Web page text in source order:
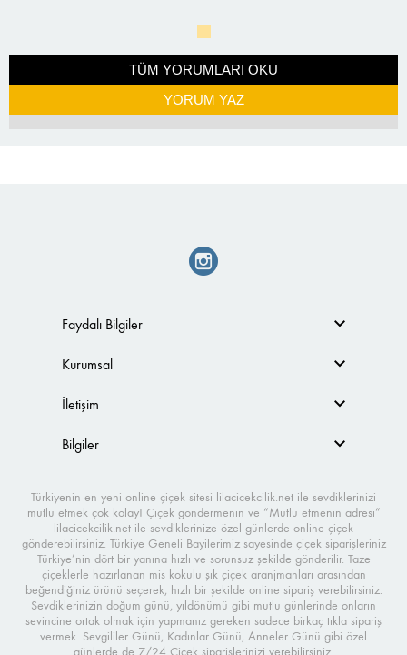
TÜM YORUMLARI OKU
YORUM YAZ
Faydalı Bilgiler
Kurumsal
İletişim
Bilgiler
Türkiyenin en yeni online çiçek sitesi lilacicekcilik.net ile sevdiklerinizi
mutlu etmek çok kolay! Çiçek göndermenin ve “Mutlu etmenin adresi”
lilacicekcilik.net ile sevdiklerinize özel günlerde online çiçek
gönderebilirsiniz. Türkiye Geneli Bayilerimiz sayesinde çiçek siparişleriniz
Türkiye’nin dört bir yanına hızlı ve sorunsuz şekilde gönderilir. Taze
çiçeklerle hazırlanan mis kokulu şık çiçek aranjmanları arasından
beğendiğiniz ürünü seçerek, hızlı bir şekilde online sipariş verebilirsiniz.
Sevdiklerinizin doğum günü, yıldönümü gibi mutlu günlerinde onların
sevincine ortak olmak için yapmanız gereken sadece birkaç tıkla sipariş
vermek. Sevgililer Günü, Kadınlar Günü, Anneler Günü gibi özel
günlerde de 7/24 Çiçek siparişlerinizi verebilirsiniz.